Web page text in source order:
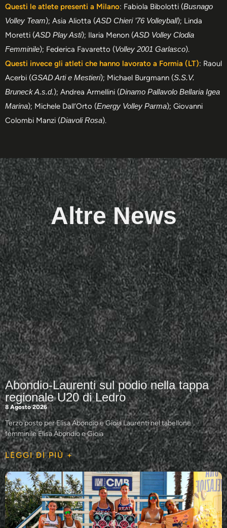
Questi le atlete presenti a Milano: Fabiola Bibolotti (Busnago
Volley Team); Asia Aliotta (ASD Chieri ’76 Volleyball); Linda
Moretti (ASD Play Asti); Ilaria Menon (ASD Volley Clodia
Femminile); Federica Favaretto (Volley 2001 Garlasco).
Questi invece gli atleti che hanno lavorato a Formia (LT): Raoul
Acerbi (GSAD Arti e Mestieri); Michael Burgmann (S.S.V.
Bruneck A.s.d.); Andrea Armellini (Dinamo Pallavolo Bellaria Igea
Marina); Michele Dall’Orto (Energy Volley Parma); Giovanni
Colombi Manzi (Diavoli Rosa).
Altre News
Abondio-Laurenti sul podio nella tappa
regionale U20 di Ledro
8 Agosto 2026
Terzo posto per Elisa Abondio e Gioia Laurenti nel tabellone
femminile Elisa Abondio e Gioia
LEGGI DI PIÙ +